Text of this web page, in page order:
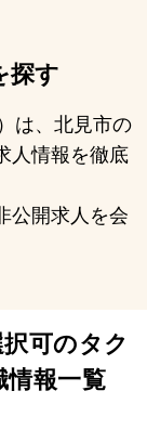
探す
は、北見市の
人情報を徹底
公開求人を会
可のタク
情報一覧